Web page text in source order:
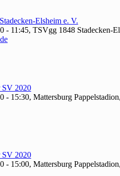
Elsheim e. V.
- 11:45, TSVgg 1848 Stadecken-
SV 2020
- 15:30, Mattersburg
SV 2020
- 15:00, Mattersburg